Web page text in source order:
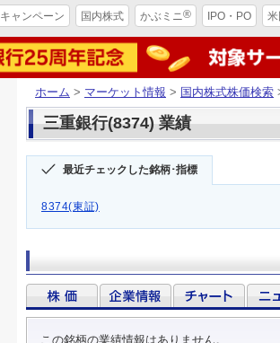
キャンペーン 国内株式 かぶミニ® IPO・PO
ホーム > マーケット情報 > 国内株式株価検索
三重銀行(8374) 業績
最近チェックした銘柄･指標
8374(東証)